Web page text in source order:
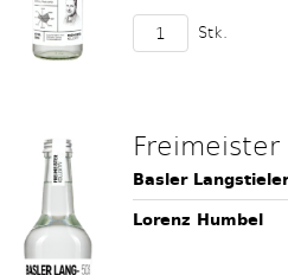
Stk.
Basler
Lorenz Humbel